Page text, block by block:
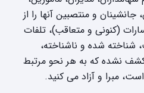
جانشینان و منتصبین آنها را از
(کنونی و متعاقب)، تلفات
شده و ناشناخته،
نشده که به هر نحو مرتبط
مبرا و آزاد می کنید.